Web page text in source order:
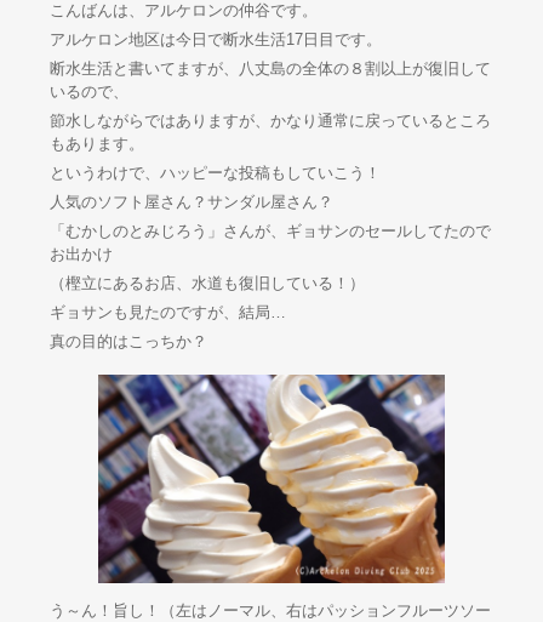
こんばんは、アルケロンの仲谷です。
アルケロン地区は今日で断水生活17日目です。
断水生活と書いてますが、八丈島の全体の８割以上が復旧して
いるので、
節水しながらではありますが、かなり通常に戻っているところ
もあります。
というわけで、ハッピーな投稿もしていこう！
人気のソフト屋さん？サンダル屋さん？
「むかしのとみじろう」さんが、ギョサンのセールしてたので
お出かけ
（樫立にあるお店、水道も復旧している！）
ギョサンも見たのですが、結局…
真の目的はこっちか？
う～ん！旨し！（左はノーマル、右はパッションフルーツソー